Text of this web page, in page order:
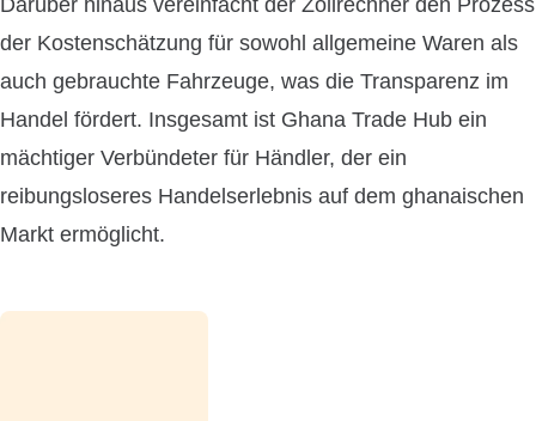
Darüber hinaus vereinfacht der Zollrechner den Prozess
der Kostenschätzung für sowohl allgemeine Waren als
auch gebrauchte Fahrzeuge, was die Transparenz im
Handel fördert. Insgesamt ist Ghana Trade Hub ein
mächtiger Verbündeter für Händler, der ein
reibungsloseres Handelserlebnis auf dem ghanaischen
Markt ermöglicht.